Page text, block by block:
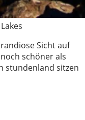
Sicht auf
schöner als
stundenland sitzen